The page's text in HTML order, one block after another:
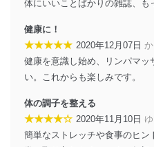
に、これらの法令及びその
個人情報の安全管理措置
当社は、個人情報の正確性
に、下記セキュリティ対策
正に努めます。
アクセス制御
個人データを取り扱
体にいいことばかりの雑誌、も
健康に！
★★★★★ 2020年12月07日
健康を意識し始め、リンパマ
い。これからも楽しみです。
体の調子を整える
★★★★☆ 2020年11月10日
簡単なストレッチや食事のヒン